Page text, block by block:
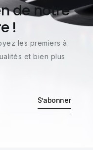
de notre
!
les premiers à
et bien plus